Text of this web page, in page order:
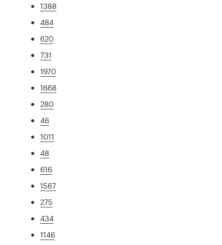
1388
484
620
731
1970
1668
280
46
1011
48
616
1567
275
434
1146